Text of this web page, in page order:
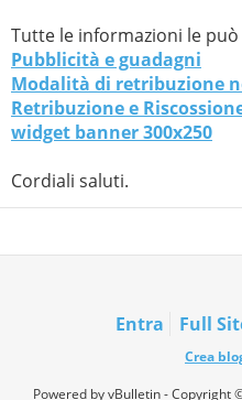
Tutte le informazioni le
Pubblicità e guadagni
Modalità di retribuzione
Retribuzione e
widget banner 300x250
Cordiali saluti.
Entra Full
Crea
Powered by vBulletin - Copyright